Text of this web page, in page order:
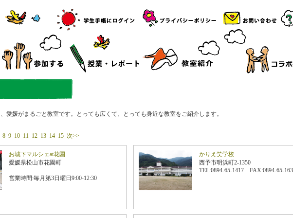
愛媛がまるごと教室です。とっても広くて、とっても身近な教室をご紹介します。
8 9 10 11 12 13 14 15 次>>
お城下マルシェat花園
愛媛県松山市花園町
営業時間:毎月第3日曜日9:00-12:30
かりえ笑学校
西予市明浜町2-1350
TEL:0894-65-1417 FAX:0894-65-